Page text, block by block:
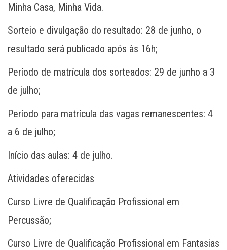
Minha Casa, Minha Vida.
Sorteio e divulgação do resultado: 28 de junho, o
resultado será publicado após às 16h;
Período de matrícula dos sorteados: 29 de junho a 3
de julho;
Período para matrícula das vagas remanescentes: 4
a 6 de julho;
Início das aulas: 4 de julho.
Atividades oferecidas
Curso Livre de Qualificação Profissional em
Percussão;
Curso Livre de Qualificação Profissional em Fantasias